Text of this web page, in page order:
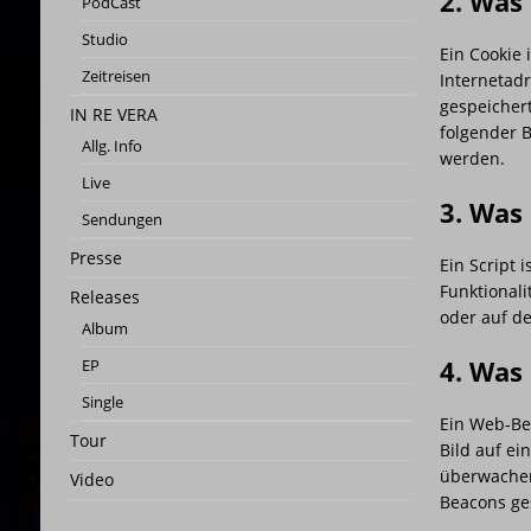
INFINITY
Statusbericht
Ein
folgender
werden.
3.
Ein Script
oder auf
4.
Ein Web-
Bild auf
Beacons
Studio
Zeitreisen
IN RE VERA
Allg. Info
Live
Sendungen
Presse
Releases
Album
EP
Single
Tour
Video